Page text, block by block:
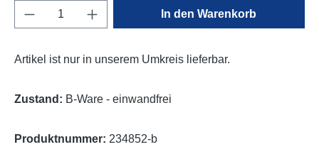
Produkt Anzahl: Gib den gewünschten
In den Warenkorb
Artikel ist nur in unserem Umkreis lieferbar.
Zustand: B-Ware - einwandfrei
Produktnummer: 234852-b